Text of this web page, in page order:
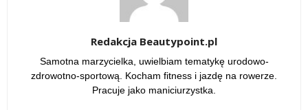
Redakcja Beautypoint.pl
Samotna marzycielka, uwielbiam tematykę urodowo-
zdrowotno-sportową. Kocham fitness i jazdę na rowerze.
Pracuje jako maniciurzystka.